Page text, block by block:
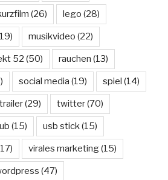
(26) lego (28)
musikvideo (22)
52 (50) rauchen (13)
social media (19) spiel (14)
trailer(29) twitter(70)
(15) usb stick(15)
virales marketing(15)
(47)